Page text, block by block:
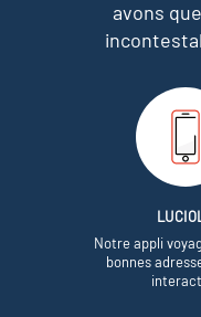
avons
Notre appli
bonnes